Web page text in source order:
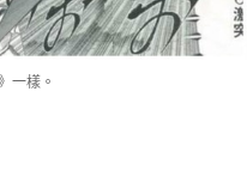
一樣。